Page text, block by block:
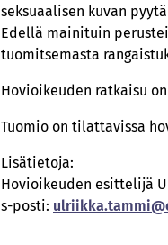
seksuaalisen kuvan
Edellä mainituin
tuomitsemasta
Hovioikeuden ratkaisu
Tuomio on tilattavissa
Lisätietoja:
Hovioikeuden esittelijä
s-posti: